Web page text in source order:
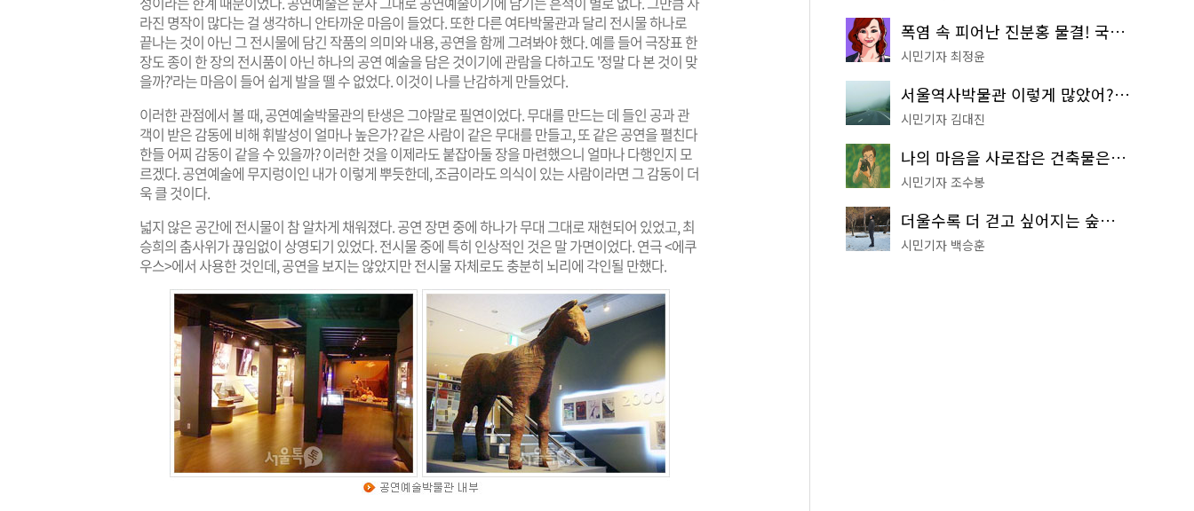
라진 명작이 많다는 걸 생각하니 안타까운 마음이 들었다. 또한 다른 여타박물관과 달리 전시물 하나로
끝나는 것이 아닌 그 전시물에 담긴 작품의 의미와 내용, 공연을 함께 그려봐야 했다. 예를 들어 극장표 한
장도 종이 한 장의 전시품이 아닌 하나의 공연 예술을 담은 것이기에 관람을 다하고도 '정말 다 본 것이 맞
을까?'라는 마음이 들어 쉽게 발을 뗄 수 없었다. 이것이 나를 난감하게 만들었다.
이러한 관점에서 볼 때, 공연예술박물관의 탄생은 그야말로 필연이었다. 무대를 만드는 데 들인 공과 관
객이 받은 감동에 비해 휘발성이 얼마나 높은가? 같은 사람이 같은 무대를 만들고, 또 같은 공연을 펼친다
한들 어찌 감동이 같을 수 있을까? 이러한 것을 이제라도 붙잡아둘 장을 마련했으니 얼마나 다행인지 모
르겠다. 공연예술에 무지렁이인 내가 이렇게 뿌듯한데, 조금이라도 의식이 있는 사람이라면 그 감동이 더
욱 클 것이다.
넓지 않은 공간에 전시물이 참 알차게 채워졌다. 공연 장면 중에 하나가 무대 그대로 재현되어 있었고, 최
승희의 춤사위가 끊임없이 상영되기 있었다. 전시물 중에 특히 인상적인 것은 말 가면이었다. 연극 <에쿠
우스>에서 사용한 것인데, 공연을 보지는 않았지만 전시물 자체로도 충분히 뇌리에 각인될 만했다.
폭염 속 피어난 진분홍 물결! 국립중앙박물관 배롱나무 명소
시민기자 최정윤
서울역사박물관 이렇게 많았어? 주말마다 한 곳씩 떠나는 역사 산책
시민기자 김대진
나의 마음을 사로잡은 건축물은? '서울시 건축상' 수상작 공개!
시민기자 조수봉
더울수록 더 걷고 싶어지는 숲길! 서울둘레길 '아차산 코스'
시민기자 백승훈